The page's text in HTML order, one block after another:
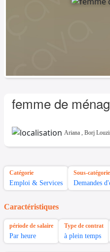
femme de
Ariana , Borj
Catégorie
Emploi & Services
Sous-catégorie
Demandes
Caractéristiques
période de salaire
Par heure
Type de contrat
à plein temps